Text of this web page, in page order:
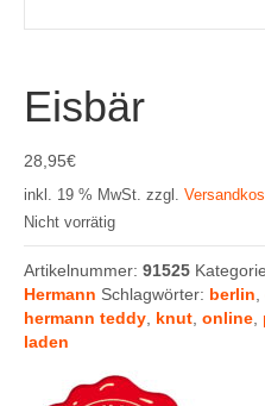
Eisbär
28,95€
inkl. 19 % MwSt. zzgl.
Nicht vorrätig
Artikelnummer: 91525
Hermann Schlagwörter: berlin
hermann teddy knut online
laden